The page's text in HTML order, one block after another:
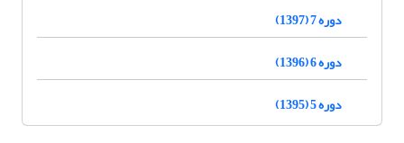
دوره 7 (1397)
دوره 6 (1396)
دوره 5 (1395)